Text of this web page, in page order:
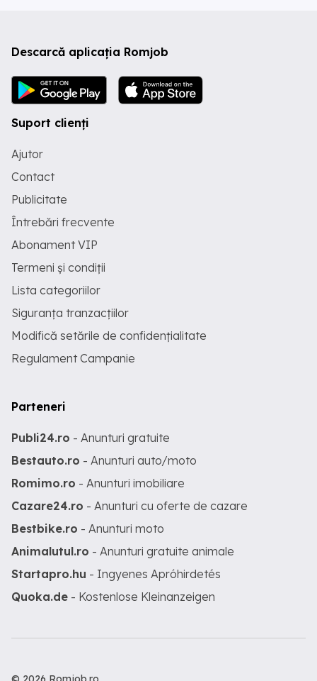
Descarcă aplicația Romjob
Suport clienți
Ajutor
Contact
Publicitate
Întrebări frecvente
Abonament VIP
Termeni și condiții
Lista categoriilor
Siguranța tranzacțiilor
Modifică setările de confidențialitate
Regulament Campanie
Parteneri
Publi24.ro - Anunturi gratuite
Bestauto.ro - Anunturi auto/moto
Romimo.ro - Anunturi imobiliare
Cazare24.ro - Anunturi cu oferte de cazare
Bestbike.ro - Anunturi moto
Animalutul.ro - Anunturi gratuite animale
Startapro.hu - Ingyenes Apróhirdetés
Quoka.de - Kostenlose Kleinanzeigen